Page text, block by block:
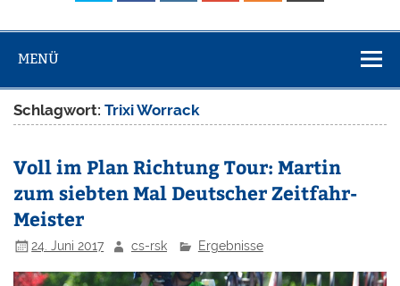
MENÜ
Schlagwort:Trixi Worrack
Voll im Plan Richtung Tour: Martin
zum siebten Mal Deutscher Zeitfahr-
Meister
24. Juni 2017 cs-rsk Ergebnisse